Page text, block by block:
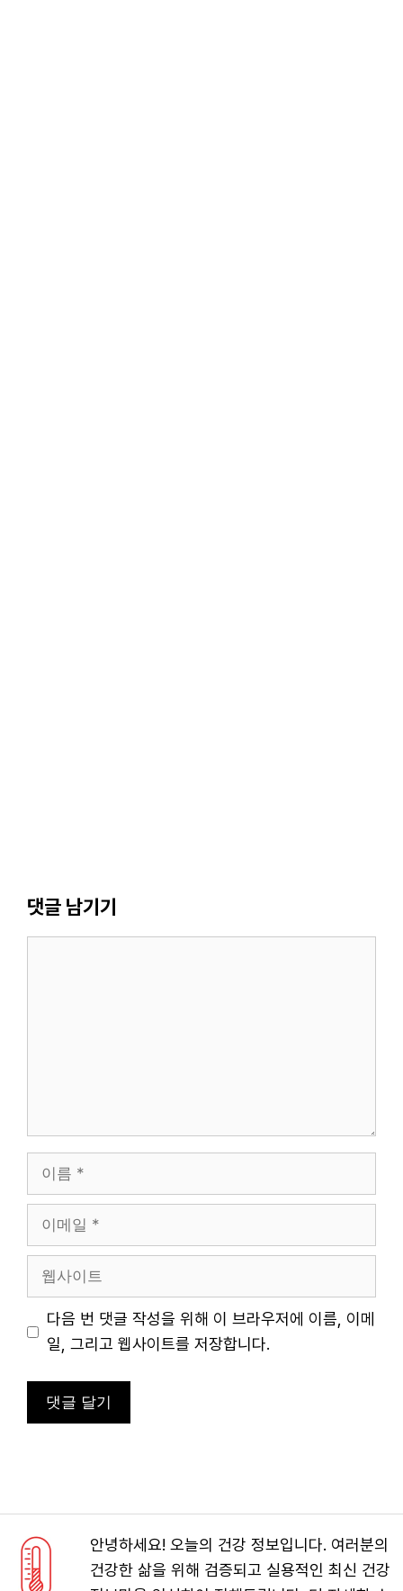
댓글 남기기
름
메
사
트
다음 번 댓글 작성을 위해 이 브라우저에 이름, 이메
일, 그리고 웹사이트를 저장합니다.
안녕하세요! 오늘의 건강 정보입니다. 여러분의
건강한 삶을 위해 검증되고 실용적인 최신 건강